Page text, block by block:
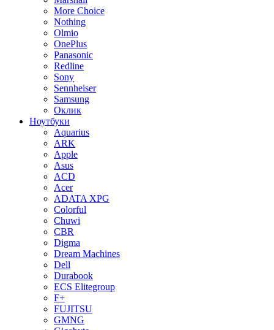
More Choice
Nothing
Olmio
OnePlus
Panasonic
Redline
Sony
Sennheiser
Samsung
Оклик
Ноутбуки
Aquarius
ARK
Apple
Asus
ACD
Acer
ADATA XPG
Colorful
Chuwi
CBR
Digma
Dream Machines
Dell
Durabook
ECS Elitegroup
F+
FUJITSU
GMNG